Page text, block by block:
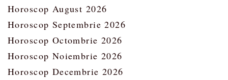
Horoscop August 2026
Horoscop Septembrie 2026
Horoscop Octombrie 2026
Horoscop Noiembrie 2026
Horoscop Decembrie 2026